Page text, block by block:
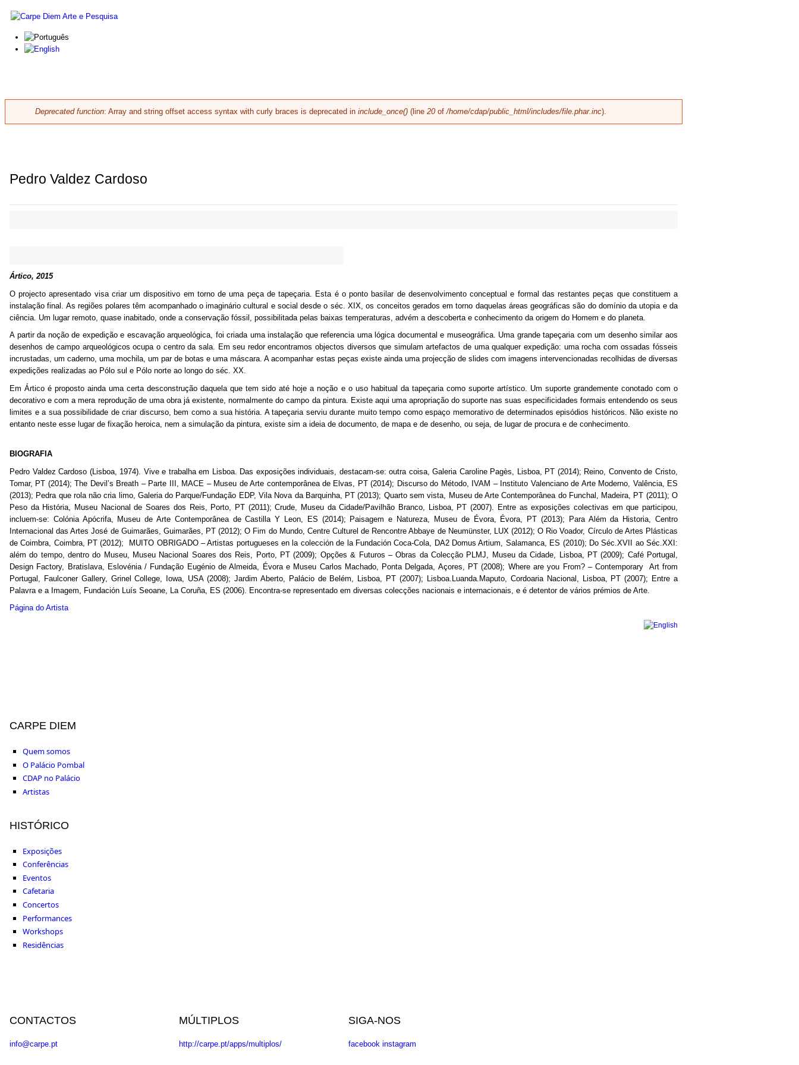
Skip to main content
Carpe
Diem
Arte e
Pesquisa
Error message
Deprecated function: Array and string offset access syntax with curly braces is deprecated in include_once() (line 20 of/home/cdap/public_html/includes/file.phar.inc).
Pedro Valdez Cardoso
Ártico, 2015
O projecto apresentado visa criar um dispositivo em torno de uma peça de tapeçaria. Esta é o ponto basilar de desenvolvimento conceptual e formal das restantes peças que constituem a
instalação final. As regiões polares têm acompanhado o imaginário cultural e social desde o séc. XIX, os conceitos gerados em torno daquelas áreas geográficas são do domínio da utopia e da
ciência. Um lugar remoto, quase inabitado, onde a conservação fóssil, possibilitada pelas baixas temperaturas, advém a descoberta e conhecimento da origem do Homem e do planeta.
A partir da noção de expedição e escavação arqueológica, foi criada uma instalação que referencia uma lógica documental e museográfica. Uma grande tapeçaria com um desenho similar aos
desenhos de campo arqueológicos ocupa o centro da sala. Em seu redor encontramos objectos diversos que simulam artefactos de uma qualquer expedição: uma rocha com ossadas fósseis
incrustadas, um caderno, uma mochila, um par de botas e uma máscara. A acompanhar estas peças existe ainda uma projecção de slides com imagens intervencionadas recolhidas de diversas
expedições realizadas ao Pólo sul e Pólo norte ao longo do séc. XX.
Em Ártico é proposto ainda uma certa desconstrução daquela que tem sido até hoje a noção e o uso habitual da tapeçaria como suporte artístico. Um suporte grandemente conotado com o
decorativo e com a mera reprodução de uma obra já existente, normalmente do campo da pintura. Existe aqui uma apropriação do suporte nas suas especificidades formais entendendo os seus
limites e a sua possibilidade de criar discurso, bem como a sua história. A tapeçaria serviu durante muito tempo como espaço memorativo de determinados episódios históricos. Não existe no
entanto neste esse lugar de fixação heroica, nem a simulação da pintura, existe sim a ideia de documento, de mapa e de desenho, ou seja, de lugar de procura e de conhecimento.
BIOGRAFIA
Pedro Valdez Cardoso (Lisboa, 1974). Vive e trabalha em Lisboa. Das exposições individuais, destacam-se: outra coisa, Galeria Caroline Pagès, Lisboa, PT (2014); Reino, Convento de Cristo,
Tomar, PT (2014); The Devil’s Breath – Parte III, MACE – Museu de Arte contemporânea de Elvas, PT (2014); Discurso do Método, IVAM – Instituto Valenciano de Arte Moderno, Valência, ES
(2013); Pedra que rola não cria limo, Galeria do Parque/Fundação EDP, Vila Nova da Barquinha, PT (2013); Quarto sem vista, Museu de Arte Contemporânea do Funchal, Madeira, PT (2011); O
Peso da História, Museu Nacional de Soares dos Reis, Porto, PT (2011); Crude, Museu da Cidade/Pavilhão Branco, Lisboa, PT (2007). Entre as exposições colectivas em que participou,
incluem-se: Colónia Apócrifa, Museu de Arte Contemporânea de Castilla Y Leon, ES (2014); Paisagem e Natureza, Museu de Évora, Évora, PT (2013); Para Além da Historia, Centro
Internacional das Artes José de Guimarães, Guimarães, PT (2012); O Fim do Mundo, Centre Culturel de Rencontre Abbaye de Neumünster, LUX (2012); O Rio Voador, Círculo de Artes Plásticas
de Coimbra, Coimbra, PT (2012); MUITO OBRIGADO – Artistas portugueses en la colección de la Fundación Coca-Cola, DA2 Domus Artium, Salamanca, ES (2010); Do Séc.XVII ao Séc.XXI:
além do tempo, dentro do Museu, Museu Nacional Soares dos Reis, Porto, PT (2009); Opções & Futuros – Obras da Colecção PLMJ, Museu da Cidade, Lisboa, PT (2009); Café Portugal,
Design Factory, Bratislava, Eslovénia / Fundação Eugénio de Almeida, Évora e Museu Carlos Machado, Ponta Delgada, Açores, PT (2008); Where are you From? – Contemporary Art from
Portugal, Faulconer Gallery, Grinel College, Iowa, USA (2008); Jardim Aberto, Palácio de Belém, Lisboa, PT (2007); Lisboa.Luanda.Maputo, Cordoaria Nacional, Lisboa, PT (2007); Entre a
Palavra e a Imagem, Fundación Luís Seoane, La Coruña, ES (2006). Encontra-se representado em diversas colecções nacionais e internacionais, e é detentor de vários prémios de Arte.
Página do Artista
CARPE DIEM
Quem somos
O Palácio Pombal
CDAP no Palácio
Artistas
HISTÓRICO
Exposições
Conferências
Eventos
Cafetaria
Concertos
Performances
Workshops
Residências
CONTACTOS
info@carpe.pt
MÚLTIPLOS
http://carpe.pt/apps/multiplos/
SIGA-NOS
facebook instagram